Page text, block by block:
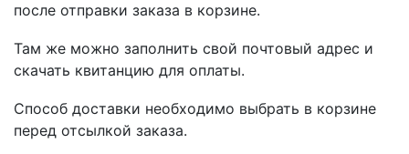
после отправки заказа в корзине.
Там же можно заполнить свой почтовый адрес и
скачать квитанцию для оплаты.
Способ доставки необходимо выбрать в корзине
перед отсылкой заказа.